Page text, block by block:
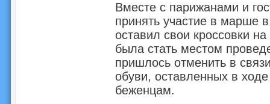
Вместе с парижанами и
принять участие в марше
оставил свои кроссовки
была стать местом
пришлось отменить в
обуви, оставленных в
беженцам.